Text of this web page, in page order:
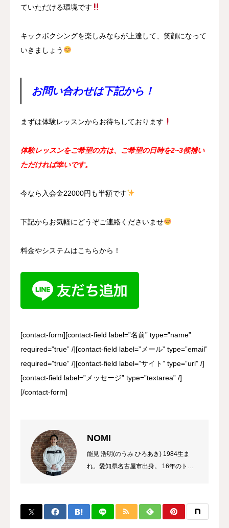
ていただける環境です
キックボクシングを楽しみならが上達して、笑顔になって
いきましょう
お問い合わせは下記から！
まずは体験レッスンからお待ちしております
体験レッスンをご希望の方は、ご希望の日時を2~3候補い
ただければ幸いです。
今なら入会金22000円も半額です
下記からお気軽にどうぞご連絡くださいませ
料金やシステムはこちらから！
[contact-form][contact-field label=”名前” type=”name”
required=”true” /][contact-field label=”メール” type=”email”
required=”true” /][contact-field label=”サイト” type=”url” /]
[contact-field label=”メッセージ” type=”textarea” /]
[/contact-form]
NOMI
能見 浩明(のうみ ひろあき) 1984生ま
れ。愛知県名古屋市出身。 16年のトレ
のプロ選手の試合経験などから初心者か
ら選手まで、高い指導力に定評があり、